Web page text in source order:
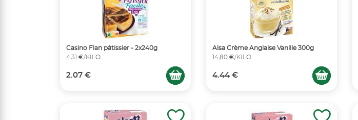
Casino Flan pâtissier - 2x240g
4,31 €/KILO
2.07 €
Alsa Crème Anglaise Vanille 300g
14,80 €/KILO
4.44 €